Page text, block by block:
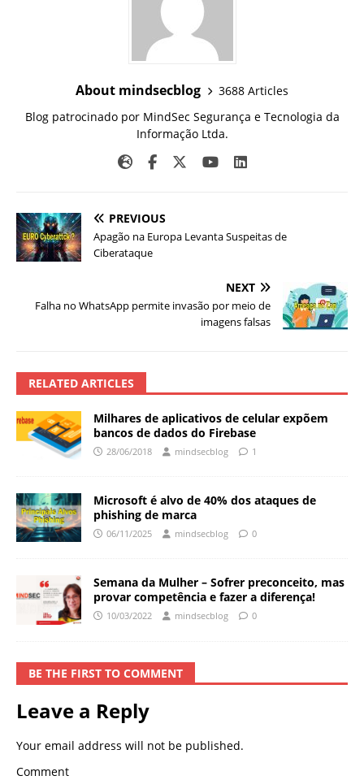
About mindsecblog
3688 Articles
Blog patrocinado por MindSec Segurança e Tecnologia da
Informação Ltda.
PREVIOUS
Apagão na Europa Levanta Suspeitas de
Ciberataque
NEXT
Falha no WhatsApp permite invasão por meio de
imagens falsas
RELATED ARTICLES
Milhares de aplicativos de celular expõem
bancos de dados do Firebase
28/06/2018 mindsecblog 1
Microsoft é alvo de 40% dos ataques de
phishing de marca
06/11/2025 mindsecblog 0
Semana da Mulher – Sofrer preconceito, mas
provar competência e fazer a diferença!
10/03/2022 mindsecblog 0
BE THE FIRST TO COMMENT
Leave a Reply
Your email address will not be published.
Comment